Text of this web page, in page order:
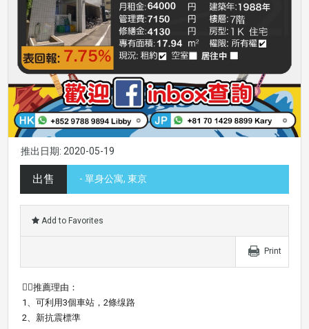
推出日期: 2020-05-19
出售 - 單身公寓, 東京
Add to Favorites
Print
👍🏼推薦理由：
1、可利用3個車站，2條缐路
2、新抗震標準